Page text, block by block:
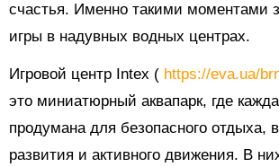
счастья. Именно такими моментами
игры в надувных водных центрах.
Игровой центр Intex ( https://eva.ua/
это миниатюрный аквапарк, где
продумана для безопасного отдыха,
развития и активного движения. В